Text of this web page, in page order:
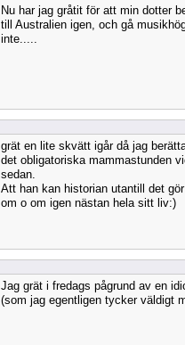
Nu har jag gråtit för att min dotter
till Australien igen, och gå
inte.....
grät en lite skvätt igår då jag
det obligatoriska mammastunden
sedan.
Att han kan historian utantill det
om o om igen nästan hela sitt liv:)
Jag grät i fredags pågrund av en
(som jag egentligen tycker väldigt